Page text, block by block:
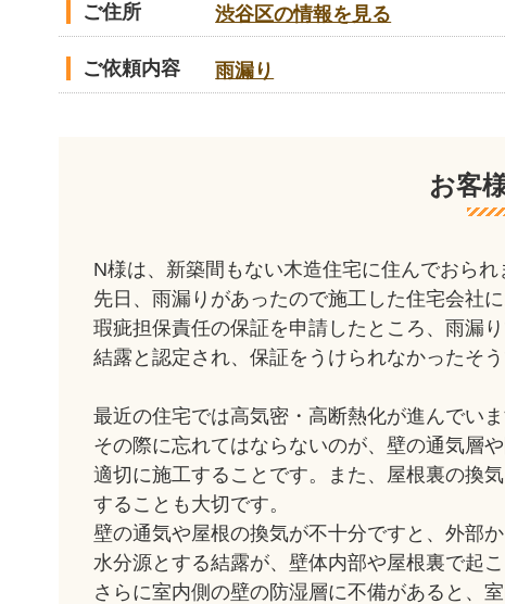
ご住所 渋谷区の情報を見る
ご依頼内容 雨漏り
お客
N様は、新築間もない木造住宅に住んでおられ
先日、雨漏りがあったので施工した住宅会社
瑕疵担保責任の保証を申請したところ、雨漏り
結露と認定され、保証をうけられなかったそう
最近の住宅では高気密・高断熱化が進んでいま
その際に忘れてはならないのが、壁の通気層
適切に施工することです。また、屋根裏の換
することも大切です。
壁の通気や屋根の換気が不十分ですと、外部
水分源とする結露が、壁体内部や屋根裏で起こ
さらに室内側の壁の防湿層に不備があると、